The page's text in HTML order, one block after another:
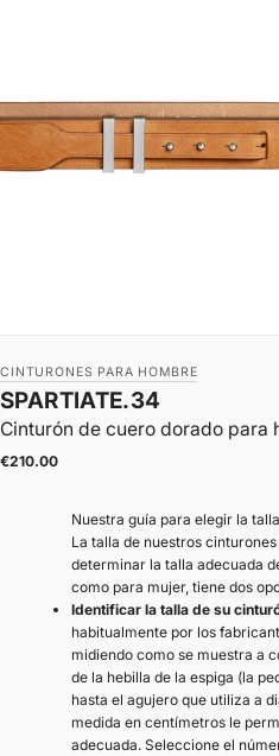
CINTURONES PARA HOMBRE
Cinturón de cuero dorado para
SPARTIATE.34
Precio de oferta
€210.00
Nuestra guía para elegir la
La talla de nuestros
determinar la talla adecuada
como para mujer, tiene dos
Identificar la talla de su
habitualmente por los
midiendo como se muestra a
de la hebilla de la espiga (la
hasta el agujero que utiliza a
medida en centímetros le
adecuada. Seleccione el